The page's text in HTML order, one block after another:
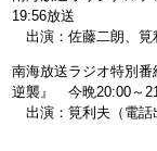
19:56放送
出演：佐藤二朗、
南海放送ラジオ特別
逆襲』 今晩20:00～
出演：筧利夫（電